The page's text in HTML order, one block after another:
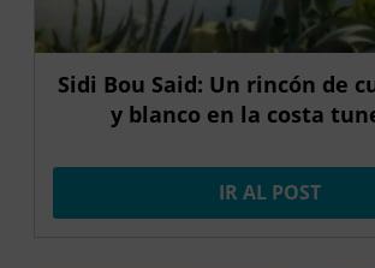
Sidi Bou Said: Un rincón de
y blanco en la costa
IR AL POST